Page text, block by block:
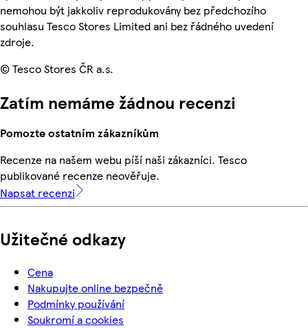
nemohou být jakkoliv reprodukovány bez předchozího
souhlasu Tesco Stores Limited ani bez řádného uvedení
zdroje.
© Tesco Stores ČR a.s.
Zatím nemáme žádnou recenzi
Pomozte ostatním zákazníkům
Recenze na našem webu píší naši zákazníci. Tesco
publikované recenze neověřuje.
Napsat recenzi
Užitečné odkazy
Cena
Nakupujte online bezpečně
Podmínky používání
Soukromí a cookies